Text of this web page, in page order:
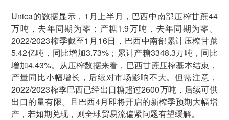
Unica的数据显示，1月上半月，巴西中南部压榨甘蔗44
万吨，去年同期为零；产糖1.9万吨，去年同期为零。
2022/2023榨季截至1月16日，巴西中南部累计压榨甘蔗
5.42亿吨，同比增加3.73%；累计产糖3348.3万吨，同比
增加4.43%。从压榨数据来看，巴西甘蔗压榨基本结束，
产量同比小幅增长，后续对市场影响不大。但需注意，
2022/2023榨季巴西已经出口糖超过2600万吨，后续可供
出口的量有限。且巴西4月即将开启的新榨季预期大幅增
产，若如期兑现，则全球贸易流偏紧问题有望缓解。